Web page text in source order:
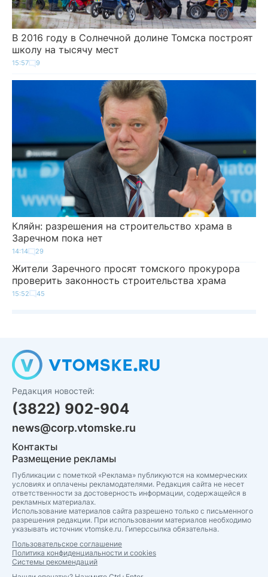
В 2016 году в Солнечной долине Томска построят
школу на тысячу мест
15:57 9
Кляйн: разрешения на строительство храма в
Заречном пока нет
14:14 29
Жители Заречного просят томского прокурора
проверить законность строительства храма
15:52 45
Редакция новостей:
(3822) 902-904
news@corp.vtomske.ru
Контакты
Размещение рекламы
Публикации с пометкой «Реклама» публикуются на коммерческих
условиях и оплачены рекламодателями. Редакция сайта не несет
ответственности за достоверность информации, содержащейся в
рекламных материалах.
Использование материалов сайта разрешено только с письменного
разрешения редакции. При использовании материалов необходимо
указывать источник vtomske.ru. Гиперссылка обязательна.
Пользовательское соглашение
Политика конфиденциальности и cookies
Системы рекомендаций